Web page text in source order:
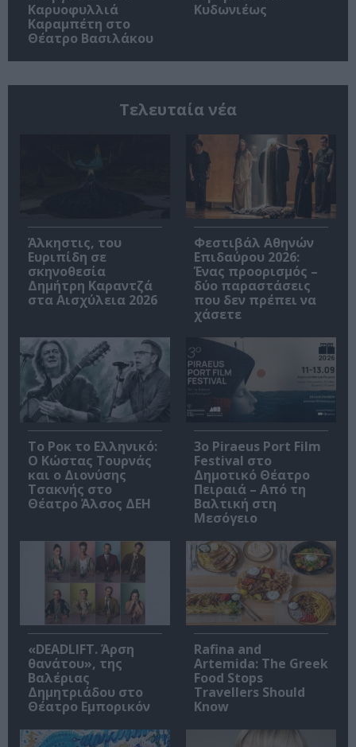
Καρυοφυλλιά
Καραμπέτη στο
Θέατρο Βασιλάκου
Κυδωνιέως
Τελευταία νέα
Άλκηστις, του
Ευριπίδη σε
σκηνοθεσία
Δημήτρη Καραντζά
στα Αισχύλεια 2026
Φεστιβάλ Αθηνών
Επιδαύρου 2026:
Ένας προορισμός –
δύο παραστάσεις
που δεν πρέπει να
χάσετε
Το Ροκ το Ελληνικό:
Ο Κώστας Τουρνάς
και ο Διονύσης
Τσακνής στο
Θέατρο Άλσος ΔΕΗ
3o Piraeus Port Film
Festival στο
Δημοτικό Θέατρο
Πειραιά – Από τη
Βαλτική στη
Μεσόγειο
«DEADLIFT. Άρση
θανάτου», της
Βαλέριας
Δημητριάδου στο
Θέατρο Εμπορικόν
Rafina and
Artemida: The Greek
Food Stops
Travellers Should
Know